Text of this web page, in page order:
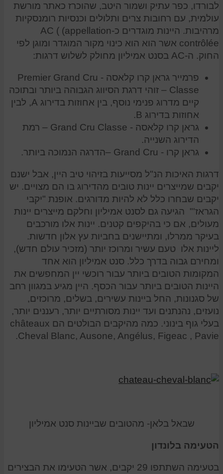
לבורדו, כפר עתיק ושמור היטב, שהוכרז כאתר מורשת
עולמית, עם רחובות צרים ותלולים וכנסיות רומנסקיות
מרהיבות. היינות מוגדרים כ-AC ( (appellation
contrôlée אשר הוא הוא כינוי מקור המוגדר ומוגן לפי
החוק. ה-AC בסנט אמיליון מחולק לשלוש דרגות:
פרמייר גראן קרו קלאסה - Premier Grand Cru
Classe – זוהי דרגת הסיווג הגבוהה ביותר ובתוכה
קיים מדרוג פנימי נוסף, בין אחוזות בדירוג A, לבין
אחוזות בדירוג B.
גראן קרו קלאסה - Grand Cru Classe – רמת
הדירוג השנייה.
גראן קרו - Grand Cru –הדרגה הנמוכה ביותר.
דרגות האיכות הנ"ל מסייעות בזיהוי טיב היין, אבל ישנם
יקבים שמייצרים יינות טובים מהדירוג בו הם מצויים. יש
יקבים שבחרו כלל לא להיות מדורגים. אופנת "יקבי
הגראז'" הגיעה גם לסנט אמיליון וחלקם מייצרים יינות
מעולים, אם כי בהיקפים קטנים. יינות אלו מורכבים
בעיקר ממרלו, ומתיישנים בחביות עץ אלון חדשות.
ליינות אלו טעם עשיר ומרוכז יותר (מזכיר עולם חדש),
ומחירם גבוה בדרך כלל. סנט אמיליון הוא אחד
המקומות הטובים ביותר עבור רוכשי יין המחפשים את
היינות הטובים ביותר עבור הכסף. היין מגיע במגוון רחב
של סגנונות, החל ביינות עשירים, בשלים, מרוכזים,
נועזים, נהנתנים ועד יינות מסורתיים יותר, רעננים יותר,
בעלי גוף בינוני. כמה מהיקבים הבולטים הם châteaux
Cheval Blanc, Ausone, Angélus, Figeac , Pavie.
שבאל בלאן- מהטובים שביינות סנט אמיליון
הטעימה בלונדון
בטעימה השתתפו 29 יקבים, אשר הטעימו את הבצירים